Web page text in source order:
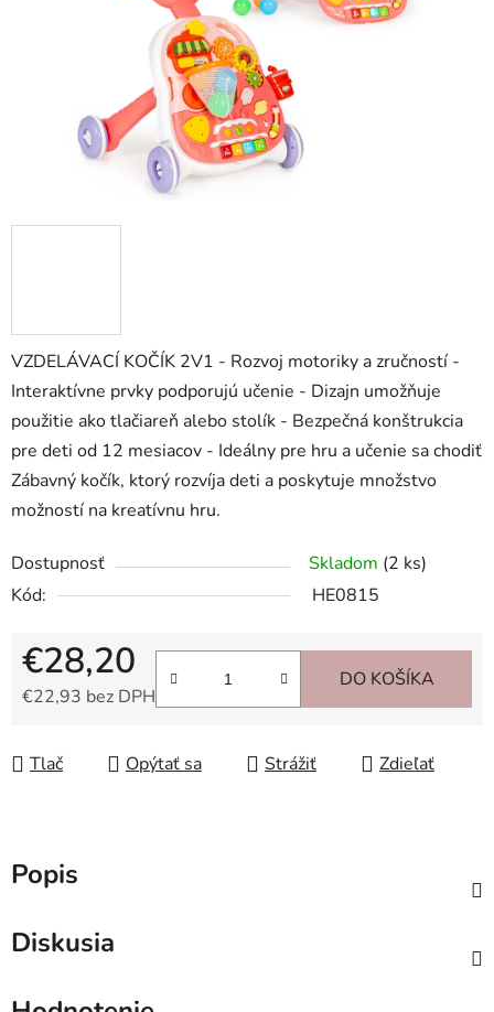
VZDELÁVACÍ KOČÍK 2V1 - Rozvoj motoriky a zručností -
Interaktívne prvky podporujú učenie - Dizajn umožňuje
použitie ako tlačiareň alebo stolík - Bezpečná konštrukcia
pre deti od 12 mesiacov - Ideálny pre hru a učenie sa chodiť
Zábavný kočík, ktorý rozvíja deti a poskytuje množstvo
možností na kreatívnu hru.
Dostupnosť Skladom (2 ks)
Kód:
HE0815
€28,20
€22,93 bez DPH
DO KOŠÍKA
Tlač Opýtať sa Strážiť Zdieľať
Popis
Diskusia